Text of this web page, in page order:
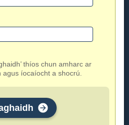
thíos chun amharc ar
íocaíocht a shocrú.